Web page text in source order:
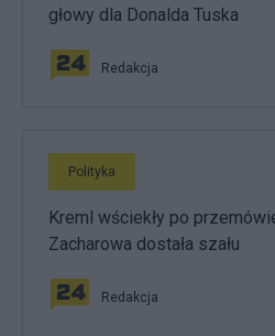
głowy dla Donalda Tuska
Redakcja
Polityka
Kreml wściekły po
Zacharowa dostała szału
Redakcja